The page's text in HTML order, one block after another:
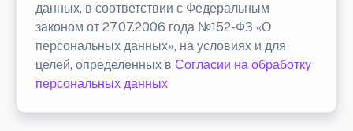
данных, в соответствии с Федеральным
законом от 27.07.2006 года №152-ФЗ «О
персональных данных», на условиях и для
целей, определенных в Согласии на обработку
персональных данных